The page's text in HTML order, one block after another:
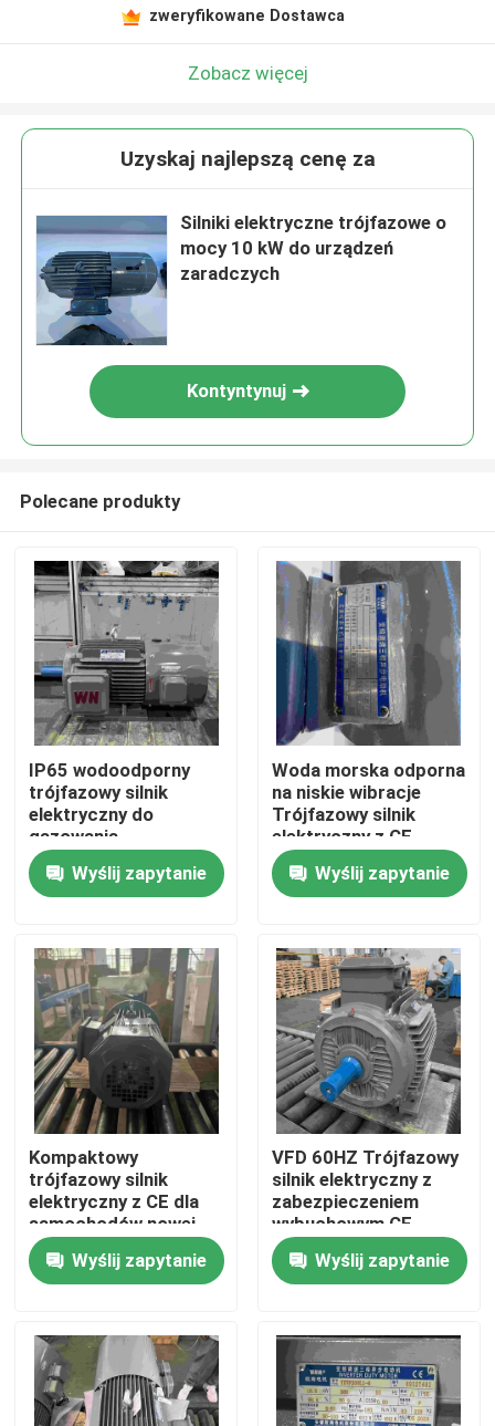
Dom
O nas
Produkty
Filmy
Silnik elektryczny o wysokiej wydajności
Jednofazowe silniki elektryczne
Silniki elektryczne trójfazowe
Silniki elektryczne niskiego napięcia
Silnik indukcyjny średniego napięcia
zweryfikowane Dostawca
Zobacz więcej
Uzyskaj najlepszą cenę za
Silniki elektryczne trójfazowe o
mocy 10 kW do urządzeń
zaradczych
Kontyntynuj
Polecane produkty
IP65 wodoodporny
trójfazowy silnik
elektryczny do
gazowania
Wyślij zapytanie
Woda morska odporna
na niskie wibracje
Trójfazowy silnik
elektryczny z CE
Wyślij zapytanie
Kompaktowy
trójfazowy silnik
elektryczny z CE dla
samochodów nowej
energii
Wyślij zapytanie
VFD 60HZ Trójfazowy
silnik elektryczny z
zabezpieczeniem
wybuchowym CE
Wyślij zapytanie